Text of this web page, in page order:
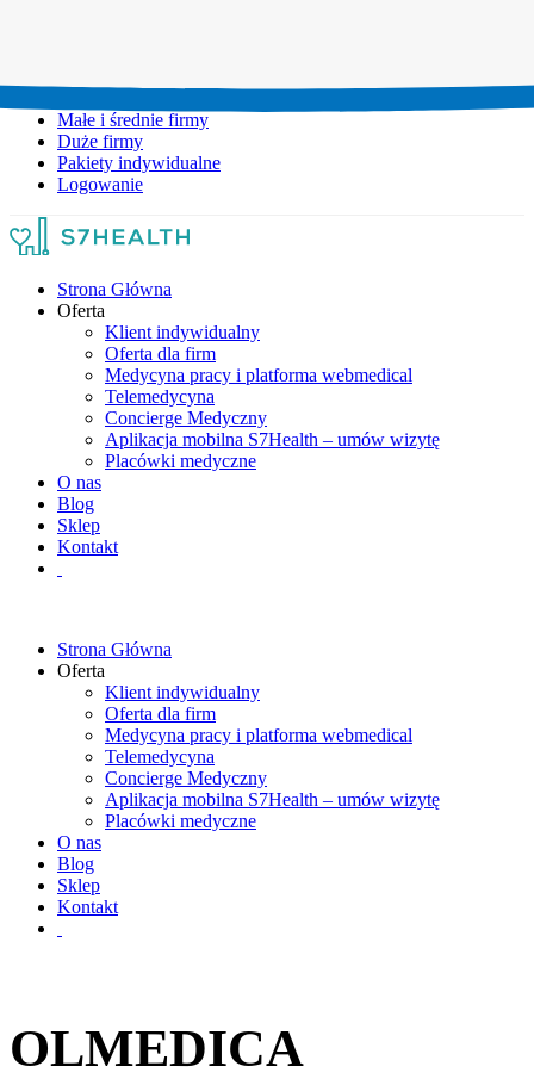
Małe i średnie firmy
Duże firmy
Pakiety indywidualne
Logowanie
Strona Główna
Oferta
Klient indywidualny
Oferta dla firm
Medycyna pracy i platforma webmedical
Telemedycyna
Concierge Medyczny
Aplikacja mobilna S7Health – umów wizytę
Placówki medyczne
O nas
Blog
Sklep
Kontakt
Strona Główna
Oferta
Klient indywidualny
Oferta dla firm
Medycyna pracy i platforma webmedical
Telemedycyna
Concierge Medyczny
Aplikacja mobilna S7Health – umów wizytę
Placówki medyczne
O nas
Blog
Sklep
Kontakt
OLMEDICA